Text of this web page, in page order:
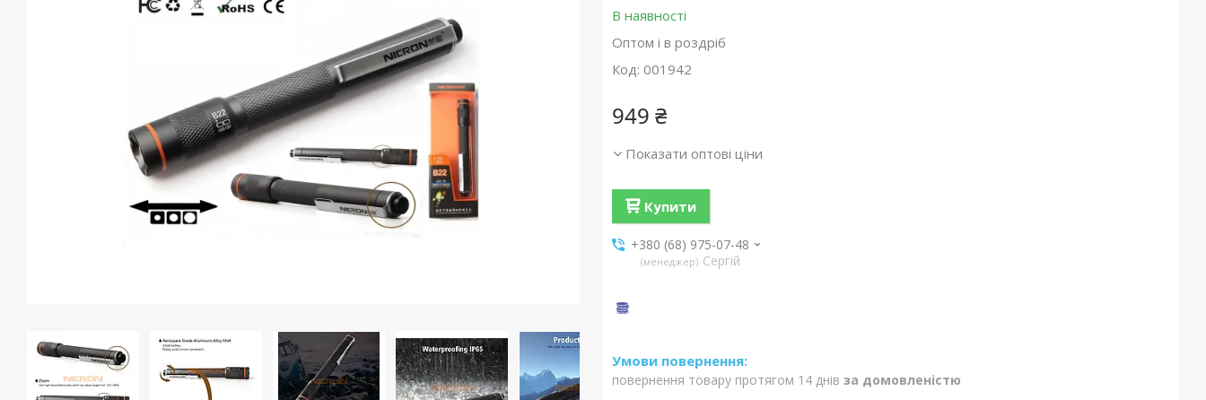
В наявності
Оптом і в роздріб
Код: 001942
949 ₴
Показати оптові ціни
Купити
+380 (68) 975-07-48
менеджер Сергій
повернення товару протягом 14 днів за домовленістю